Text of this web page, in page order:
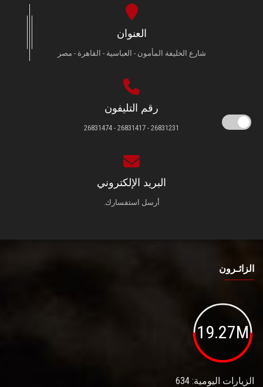
العنوان
شارع الخليفة المأمون - العباسية - القاهرة - مصر
رقم التليفون
26831231 - 26831417 - 26831474
البريد الإلكتروني
أرسل استفسارك.
الزائـرون
19.27M
الزيارات اليومية: 634